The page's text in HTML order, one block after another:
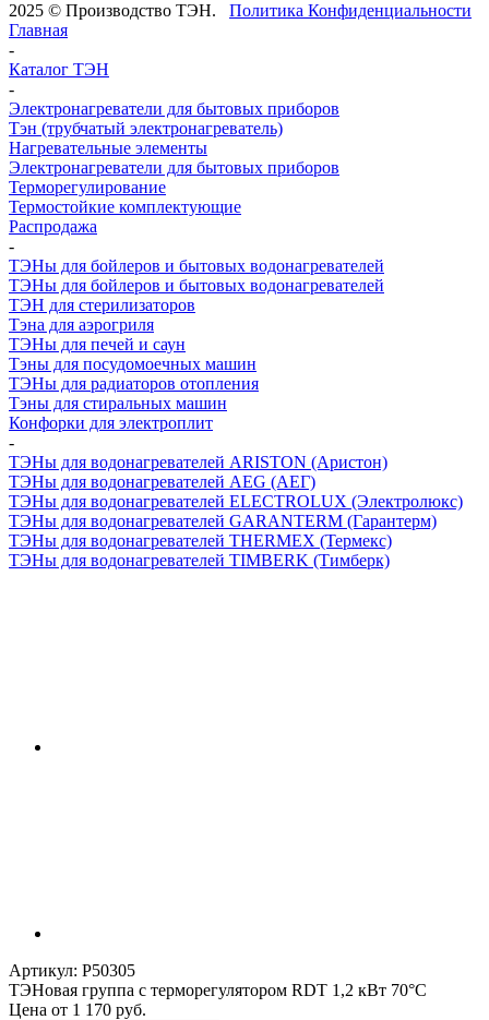
2025 © Производство ТЭН. Политика Конфиденциальности
Главная
-
Каталог ТЭН
-
Электронагреватели для бытовых приборов
Тэн (трубчатый электронагреватель)
Нагревательные элементы
Электронагреватели для бытовых приборов
Терморегулирование
Термостойкие комплектующие
Распродажа
-
ТЭНы для бойлеров и бытовых водонагревателей
ТЭНы для бойлеров и бытовых водонагревателей
ТЭН для стерилизаторов
Тэна для аэрогриля
ТЭНы для печей и саун
Тэны для посудомоечных машин
ТЭНы для радиаторов отопления
Тэны для стиральных машин
Конфорки для электроплит
-
ТЭНы для водонагревателей ARISTON (Аристон)
ТЭНы для водонагревателей AEG (АЕГ)
ТЭНы для водонагревателей ELECTROLUX (Электролюкс)
ТЭНы для водонагревателей GARANTERM (Гарантерм)
ТЭНы для водонагревателей THERMEX (Термекс)
ТЭНы для водонагревателей TIMBERK (Тимберк)
Артикул: P50305
ТЭНовая группа с терморегулятором RDT 1,2 кВт 70°С
Цена от 1 170 руб.